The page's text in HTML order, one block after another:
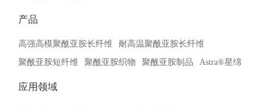
产品
高强高模聚酰亚胺长纤维
耐高温聚酰亚胺长纤维
聚酰亚胺短纤维
聚酰亚胺织物 聚酰亚胺制品 Astra®星绵
应用领域